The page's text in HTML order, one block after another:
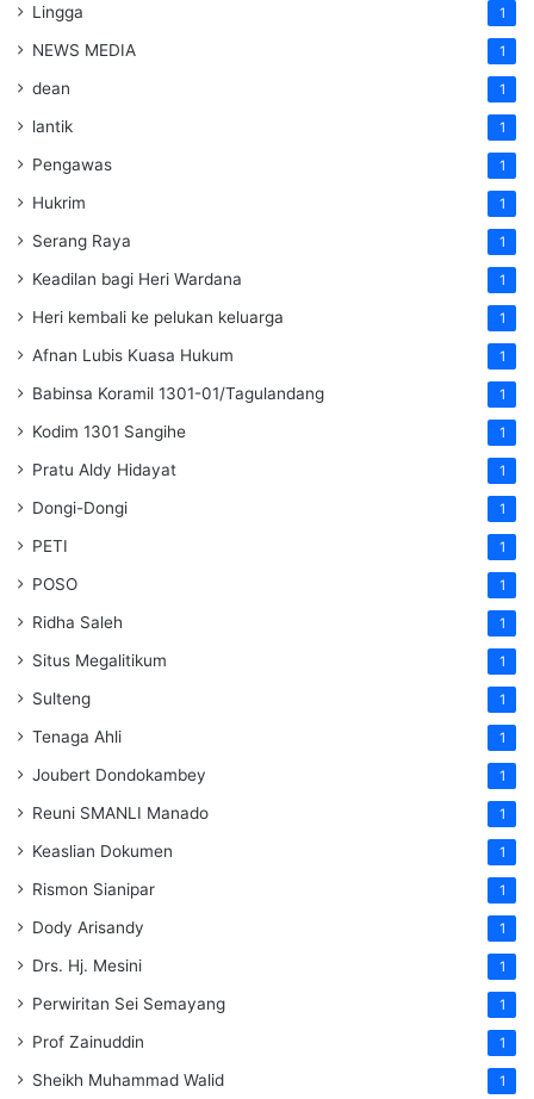
Lingga 1
NEWS MEDIA 1
dean 1
lantik 1
Pengawas 1
Hukrim 1
Serang Raya 1
Keadilan bagi Heri Wardana 1
Heri kembali ke pelukan keluarga 1
Afnan Lubis Kuasa Hukum 1
Babinsa Koramil 1301-01/Tagulandang 1
Kodim 1301 Sangihe 1
Pratu Aldy Hidayat 1
Dongi-Dongi 1
PETI 1
POSO 1
Ridha Saleh 1
Situs Megalitikum 1
Sulteng 1
Tenaga Ahli 1
Joubert Dondokambey 1
Reuni SMANLI Manado 1
Keaslian Dokumen 1
Rismon Sianipar 1
Dody Arisandy 1
Drs. Hj. Mesini 1
Perwiritan Sei Semayang 1
Prof Zainuddin 1
Sheikh Muhammad Walid 1